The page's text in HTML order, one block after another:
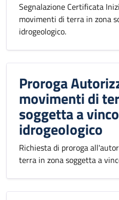
Segnalazione Certificata
movimenti di terra in zona
idrogeologico.
Proroga
movimenti di
soggetta a
idrogeologico
Richiesta di proroga
terra in zona soggetta a